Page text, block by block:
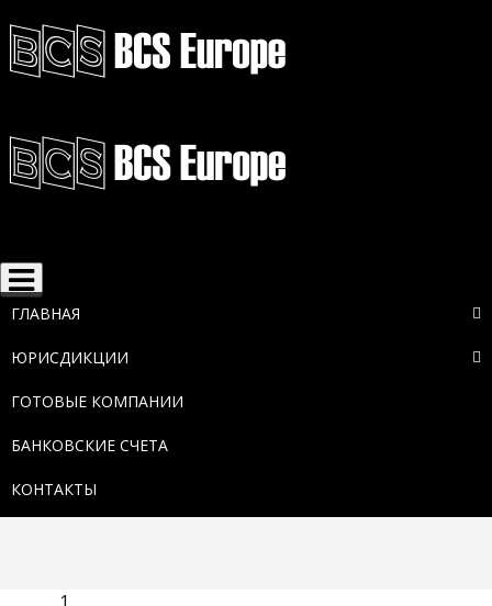
Toggle
navigation
ГЛАВНАЯ
ЮРИСДИКЦИИ
ГОТОВЫЕ КОМПАНИИ
БАНКОВСКИЕ СЧЕТА
КОНТАКТЫ